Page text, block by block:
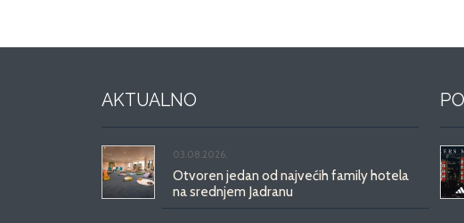
AKTUALNO
03.08.2026.
Otvoren jedan od najvećih family hotela
na srednjem Jadranu